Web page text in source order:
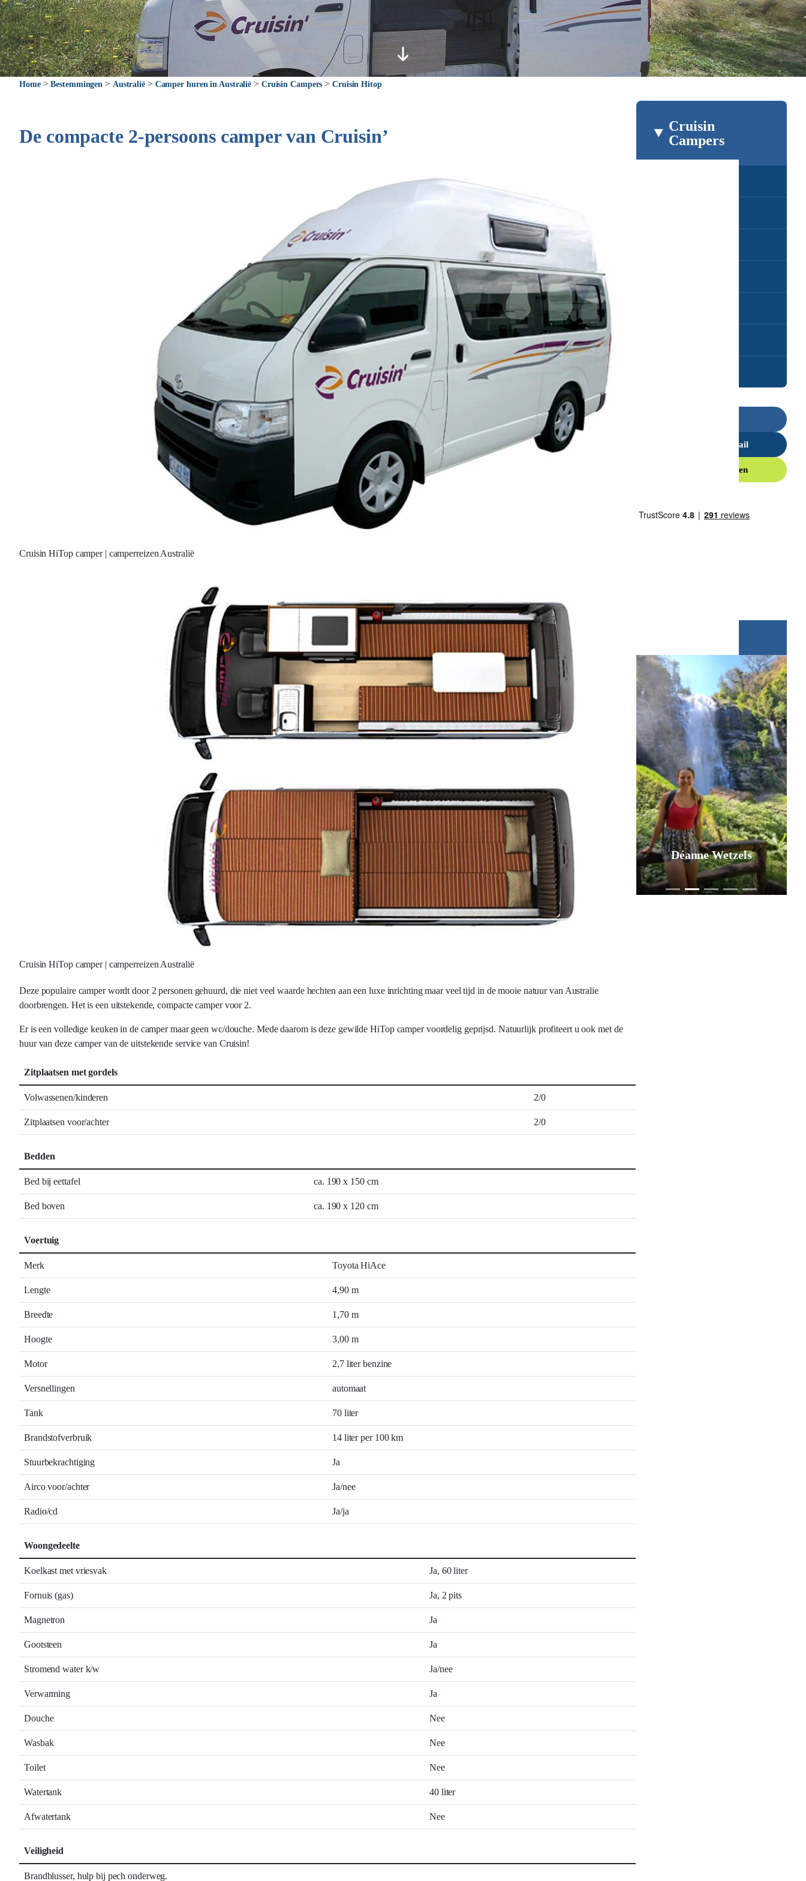
Home>Bestemmingen > Australië> Camper huren in Australië > Cruisin Campers >Cruisin Hitop
Cruisin
Campers
Stuur een e-mail
Offerte aanvragen
Déanne Wetzels
De compacte 2-persoons camper van Cruisin’
Cruisin HiTop camper | camperreizen Australië
Cruisin HiTop camper | camperreizen Australië
Deze populaire camper wordt door 2 personen gehuurd, die niet veel waarde hechten aan een luxe inrichting maar veel tijd in de mooie natuur van Australie
doorbrengen. Het is een uitstekende, compacte camper voor 2.
Er is een volledige keuken in de camper maar geen wc/douche. Mede daarom is deze gewilde HiTop camper voordelig geprijsd. Natuurlijk profiteert u ook met de
huur van deze camper van de uitstekende service van Cruisin!
Zitplaatsen met gordels
Volwassenen/kinderen 2/0
Zitplaatsen voor/achter 2/0
Bedden
Bed bij eettafel ca. 190 x 150 cm
Bed boven ca. 190 x 120 cm
Voertuig
Merk Toyota HiAce
Lengte 4,90 m
Breedte 1,70 m
Hoogte 3,00 m
Motor 2,7 liter benzine
Versnellingen automaat
Tank 70 liter
Brandstofverbruik 14 liter per 100 km
Stuurbekrachtiging Ja
Airco voor/achter Ja/nee
Radio/cd Ja/ja
Woongedeelte
Koelkast met vriesvak Ja, 60 liter
Fornuis (gas) Ja, 2 pits
Magnetron Ja
Gootsteen Ja
Stromend water k/w Ja/nee
Verwarming Ja
Douche Nee
Wasbak Nee
Toilet Nee
Watertank 40 liter
Afwatertank Nee
Veiligheid
Brandblusser, hulp bij pech onderweg.